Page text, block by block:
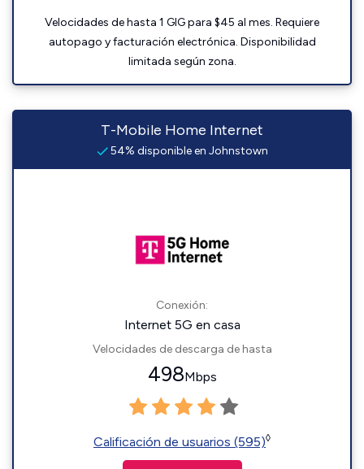
Velocidades de hasta 1 GIG para $45 al mes. Requiere
autopago y facturación electrónica. Disponibilidad
limitada según zona.
T-Mobile Home Internet
54% disponible en Johnstown
Conexión:
Internet 5G en casa
Velocidades de descarga de hasta
498Mbps
Calificación de usuarios (595)◊